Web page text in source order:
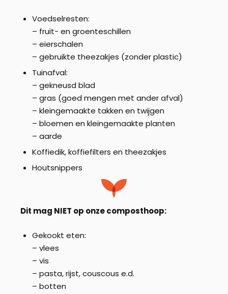
Voedselresten:
– fruit- en groenteschillen
– eierschalen
– gebruikte theezakjes (zonder plastic)
Tuinafval:
– gekneusd blad
– gras (goed mengen met ander afval)
– kleingemaakte takken en twijgen
– bloemen en kleingemaakte planten
– aarde
Koffiedik, koffiefilters en theezakjes
Houtsnippers
Dit mag NIET op onze composthoop:
Gekookt eten:
– vlees
– vis
– pasta, rijst, couscous e.d.
– botten